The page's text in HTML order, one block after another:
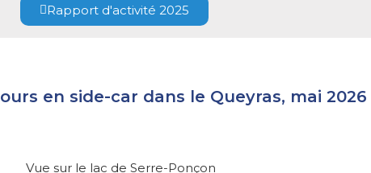
Rapport d'activité 2025
en side-car dans le Queyras, mai 2026